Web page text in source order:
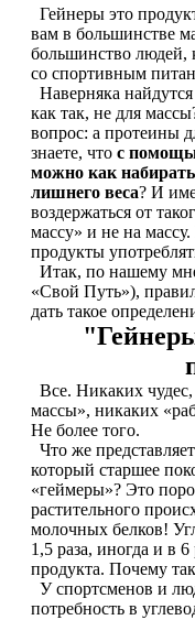
Кальций
Здоровье и красота
НАЗАД
Мужское здоровье
НАЗАД
Бустеры тестостерона
Антиоксиданты
Борьба со стрессом
НАЗАД
5-HTP
Scitec Nutrition
SNT
Sportinia
Trace Minerals
USN
Vitauct
WTF LABZ
Свой Путь
Гейнеры это
вам в большинстве
большинство людей,
со спортивным
Наверняка
как так, не для
вопрос: а протеины
знаете, что с
можно как набирать
лишнего веса? И
воздержаться от
массу» и не на
продукты
Итак, по нашему
«Свой Путь»),
дать такое
Все. Никаких
массы», никаких
Не более того.
Что же
который старшее
«геймеры»? Это
растительного
молочных белков!
1,5 раза, иногда и в
продукта. Почему
У спортсменов и
потребность в